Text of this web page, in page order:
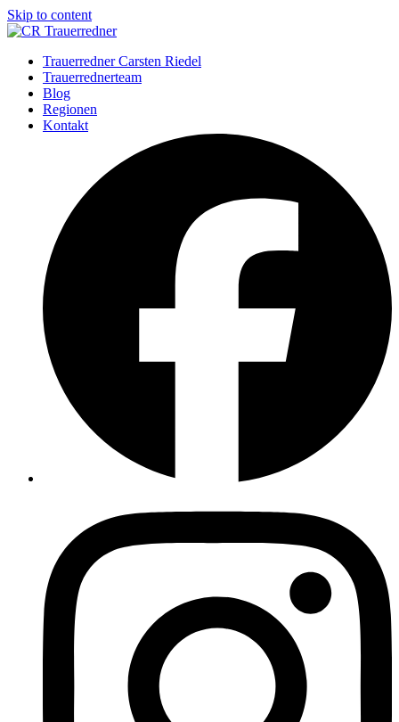
Skip to content
Trauerredner Carsten Riedel
Trauerrednerteam
Blog
Regionen
Kontakt